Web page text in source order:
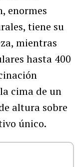
enormes
tiene su
mientras
hasta 400
cima de un
altura sobre
único.